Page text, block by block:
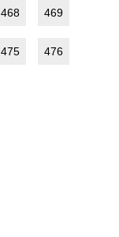
468 469
475 476